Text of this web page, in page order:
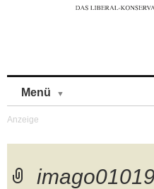
Menü